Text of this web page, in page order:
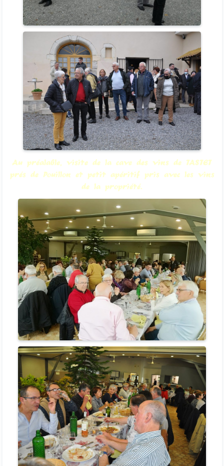
Au préalable, visite de la cave des vins de TASTET
prés de Pouillon et petit apéritif pris avec les vins
de la propriété.